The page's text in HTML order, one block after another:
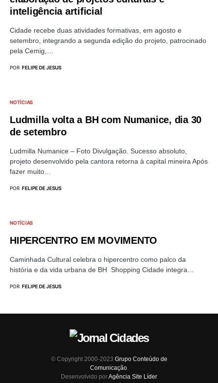
inteligência artificial
Cidade recebe duas atividades formativas, em agosto e
setembro, integrando a segunda edição do projeto, patrocinado
pela Cemig,…
POR FELIPE DE JESUS
NOTÍCIAS
Ludmilla volta a BH com Numanice, dia 30
de setembro
Ludmilla Numanice – Foto Divulgação. Sucesso absoluto,
projeto desenvolvido pela cantora retorna à capital mineira Após
fazer muito…
POR FELIPE DE JESUS
NOTÍCIAS
HIPERCENTRO EM MOVIMENTO
Caminhada Cultural celebra o hipercentro como palco da
história e da vida urbana de BH Shopping Cidade integra…
POR FELIPE DE JESUS
© Copyright 2000-2023 Grupo Conteúdo de
Comunicação.
Desenvolvido porAgência Site Líder